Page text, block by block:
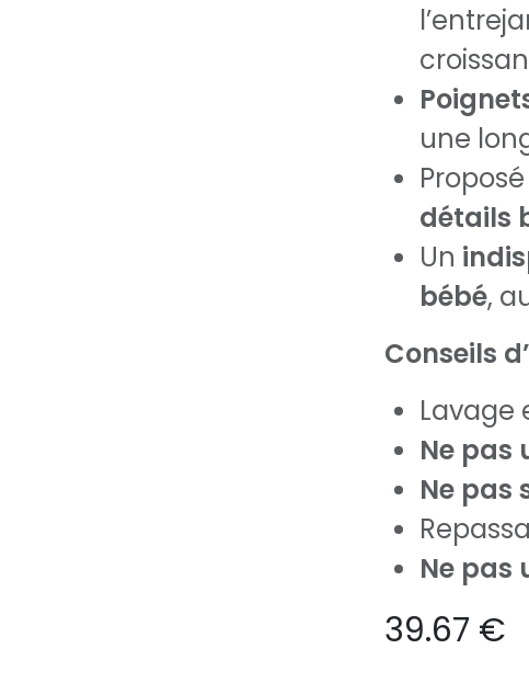
une
détails
Un
bébé,
Conseils
Lavage
Ne pas
Ne pas
Ne pas
39.67 €